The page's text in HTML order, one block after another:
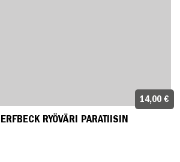
14,00 €
RYÖVÄRI PARATIISIN